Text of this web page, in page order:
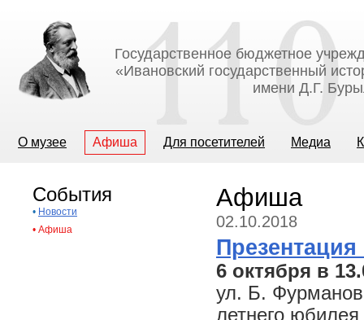
Государственное бюджетное
«Ивановский государственный
имени Д.Г.
О музее Афиша Для посетителей Медиа
События
• Новости
• Афиша
Афиша
02.10.2018
6 октября в
ул. Б.
летнего юбилея